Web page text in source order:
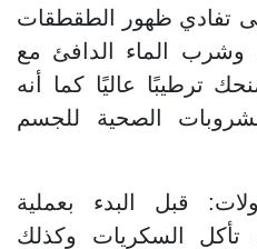
تفادي ظهور الطقطقات
وشرب الماء الدافئ مع
ترطيبًا عاليًا كما أنه
الصحية للجسم
قبل البدء بعملية
تأكل السكريات وكذلك